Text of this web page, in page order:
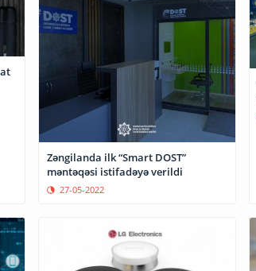
Zəngilanda ilk “Smart DOST”
məntəqəsi istifadəyə verildi
27-05-2022